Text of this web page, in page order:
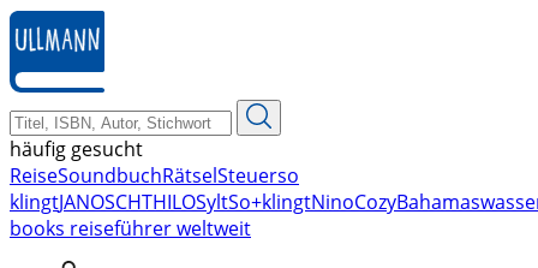
zum
Hauptinhalt
springen
häufig gesucht
ReiseSoundbuchRätselSteuerso
klingtJANOSCHTHILOSyltSo+klingtNinoCozyBahamas
books reiseführer weltweit